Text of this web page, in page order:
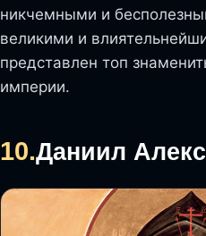
никчемными и
великими и
представлен топ
империи.
10.Даниил